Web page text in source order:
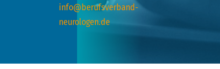
info@berufsverband-
neurologen.de